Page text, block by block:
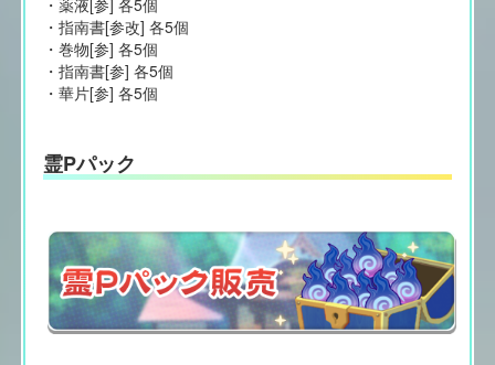
・指南書[参改] 各5個
・巻物[参] 各5個
・指南書[参] 各5個
・華片[参] 各5個
霊Pパック